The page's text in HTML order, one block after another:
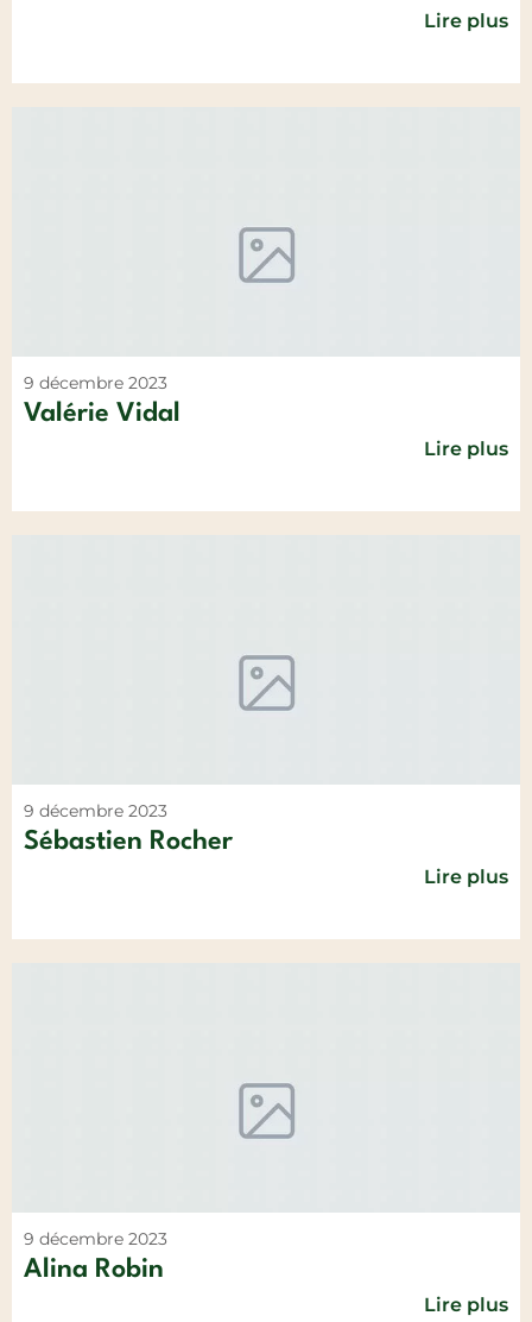
Lire plus
9 décembre 2023
Valérie Vidal
Lire plus
9 décembre 2023
Sébastien Rocher
Lire plus
9 décembre 2023
Alina Robin
Lire plus